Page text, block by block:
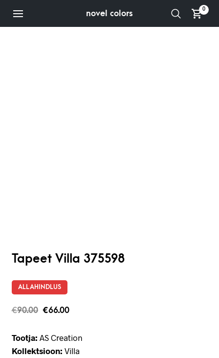
novel colors 0
Tapeet Villa 375598
ALLAHINDLUS
€90.00 €66.00
Tootja: AS Creation
Kollektsioon: Villa